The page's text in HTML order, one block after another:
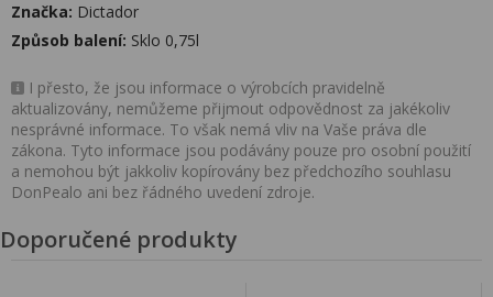
Značka: Dictador
Způsob balení: Sklo 0,75l
I přesto, že jsou informace o výrobcích pravidelně
aktualizovány, nemůžeme přijmout odpovědnost za jakékoliv
nesprávné informace. To však nemá vliv na Vaše práva dle
zákona. Tyto informace jsou podávány pouze pro osobní použití
a nemohou být jakkoliv kopírovány bez předchozího souhlasu
DonPealo ani bez řádného uvedení zdroje.
Doporučené produkty